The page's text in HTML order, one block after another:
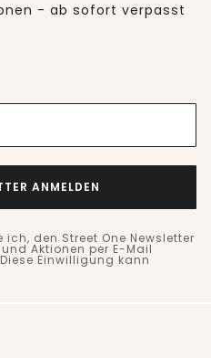
- ab sofort verpasst
ANMELDEN
den Street One Newsletter
Aktionen per E-Mail
Einwilligung kann